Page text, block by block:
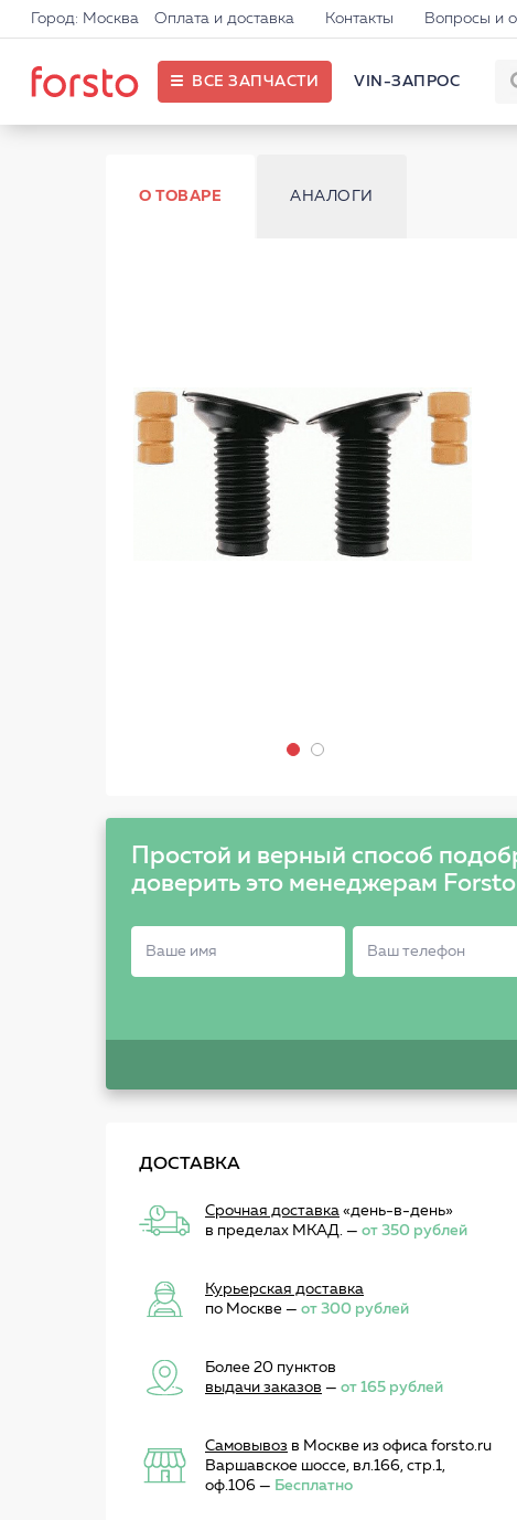
Город: Москва Оплата и доставка Контакты Вопросы и
ВСЕ ЗАПЧАСТИ VIN-ЗАПРОС
О ТОВАРЕ АНАЛОГИ
Простой и верный способ
доверить это менеджерам Forsto
ДОСТАВКА
Срочная доставка «день-в-день»
в пределах МКАД. — от 350 рублей
Курьерская доставка
по Москве — от 300 рублей
Более 20 пунктов
выдачи заказов — от 165 рублей
Самовывоз в Москве из офиса forsto.ru
Варшавское шоссе, вл.166, стр.1,
оф.106 — Бесплатно